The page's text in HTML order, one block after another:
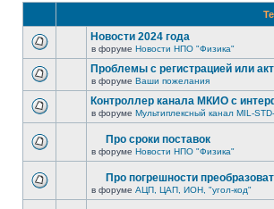
Новости 2024 года
в форуме Новости НПО "Физика"
Проблемы с регистрацией или
в форуме Ваши пожелания
Контроллер канала МКИО с
в форуме Мультиплексный канал MIL-
Про сроки поставок
в форуме Новости НПО "Физика"
Про погрешности
в форуме АЦП, ЦАП, ИОН, "угол-код"